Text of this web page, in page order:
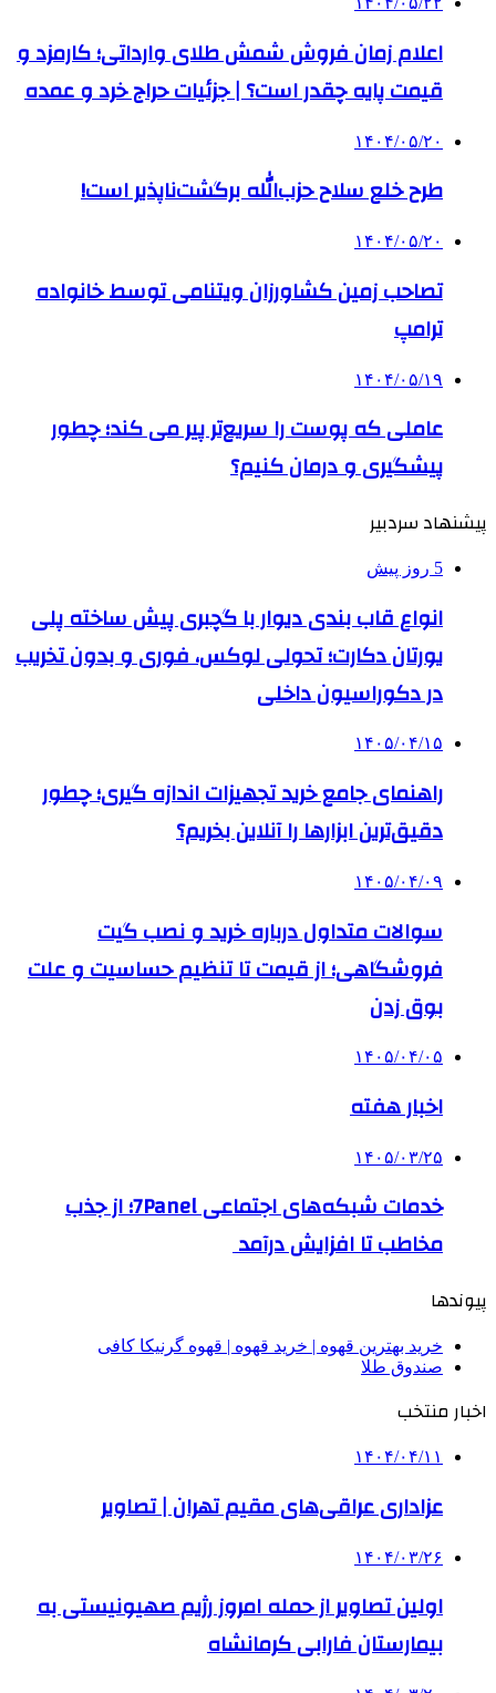
اعلام زمان فروش شمش طلای وارداتی؛ کارمزد و
قیمت پایه چقدر است؟ | جزئیات حراج خرد و عمده
۱۴۰۴/۰۵/۲۰
طرح خلع سلاح حزب‌الله برگشت‌ناپذیر است!
۱۴۰۴/۰۵/۲۰
تصاحب زمین کشاورزان ویتنامی توسط خانواده
ترامپ
۱۴۰۴/۰۵/۱۹
عاملی که پوست را سریع‌تر پیر می کند؛ چطور
پیشگیری و درمان کنیم؟
پیشنهاد سردبیر
5 روز پیش
انواع قاب بندی دیوار با گچبری پیش ساخته پلی
یورتان دکارت؛ تحولی لوکس، فوری و بدون تخریب
در دکوراسیون داخلی
۱۴۰۵/۰۴/۱۵
راهنمای جامع خرید تجهیزات اندازه گیری؛ چطور
دقیق‌ترین ابزارها را آنلاین بخریم؟
۱۴۰۵/۰۴/۰۹
سوالات متداول درباره خرید و نصب گیت
فروشگاهی؛ از قیمت تا تنظیم حساسیت و علت
بوق زدن
۱۴۰۵/۰۴/۰۵
اخبار هفته
۱۴۰۵/۰۳/۲۵
خدمات شبکه‌های اجتماعی 7Panel؛ از جذب
مخاطب تا افزایش درآمد
پیوندها
خرید بهترین قهوه | خرید قهوه | قهوه گرنیکا کافی
صندوق طلا
اخبار منتخب
۱۴۰۴/۰۴/۱۱
عزاداری عراقی‌های مقیم تهران | تصاویر
۱۴۰۴/۰۳/۲۶
اولین تصاویر از حمله امروز رژیم صهیونیستی به
بیمارستان فارابی کرمانشاه